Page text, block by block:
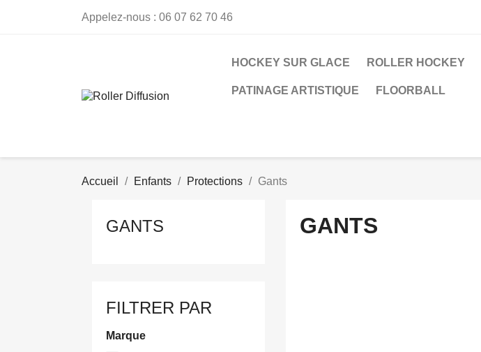
Appelez-nous : 06 07 62 70 46
HOCKEY SUR GLACE ROLLER HOCKEY
PATINAGE ARTISTIQUE FLOORBALL
Accueil Enfants Protections Gants
GANTS
FILTRER PAR
Marque
GANTS